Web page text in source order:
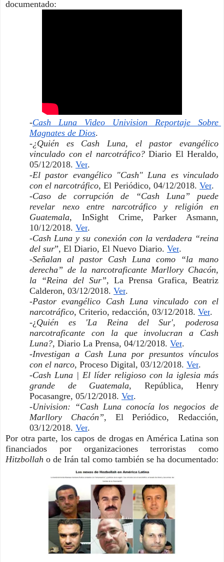
documentado:
-Cash Luna Video Univision Reportaje Sobre
Magnates de Dios.
-¿Quién es Cash Luna, el pastor evangélico
vinculado con el narcotráfico? Diario El Heraldo,
05/12/2018. Ver.
-El pastor evangélico "Cash" Luna es vinculado
con el narcotráfico, El Periódico, 04/12/2018. Ver.
-Caso de corrupción de “Cash Luna” puede
revelar nexo entre narcotráfico y religión en
Guatemala, InSight Crime, Parker Asmann,
10/12/2018. Ver.
-Cash Luna y su conexión con la verdadera “reina
del sur”, El Diario, El Nuevo Diario. Ver.
-Señalan al pastor Cash Luna como “la mano
derecha” de la narcotraficante Marllory Chacón,
la “Reina del Sur”, La Prensa Grafica, Beatriz
Calderon, 03/12/2018. Ver.
-Pastor evangélico Cash Luna vinculado con el
narcotráfico, Criterio, redacción, 03/12/2018. Ver.
-¿Quién es 'La Reina del Sur', poderosa
narcotraficante con la que involucran a Cash
Luna?, Diario La Prensa, 04/12/2018. Ver.
-Investigan a Cash Luna por presuntos vínculos
con el narco, Proceso Digital, 03/12/2018. Ver.
-Cash Luna | El líder religioso con la iglesia más
grande de Guatemala, República, Henry
Pocasangre, 05/12/2018. Ver.
-Univision: “Cash Luna conocía los negocios de
Marllory Chacón”, El Periódico, Redacción,
03/12/2018. Ver.
Por otra parte, los capos de drogas en América Latina son
Hitzbollah o de Irán tal como también se ha documentado: